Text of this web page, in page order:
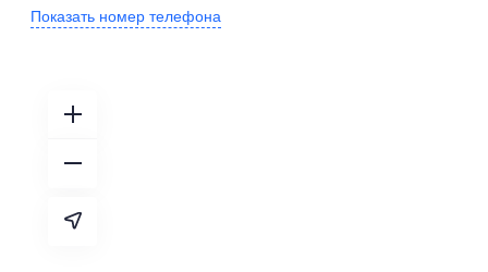
Показать номер телефона